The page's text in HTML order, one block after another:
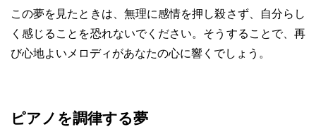
この夢を見たときは、無理に感情を押し殺さず、自分らし
く感じることを恐れないでください。そうすることで、再
び心地よいメロディがあなたの心に響くでしょう。
ピアノを調律する夢